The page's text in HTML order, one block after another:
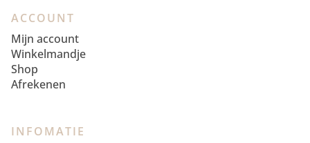
ACCOUNT
Mijn account
Winkelmandje
Shop
Afrekenen
INFOMATIE